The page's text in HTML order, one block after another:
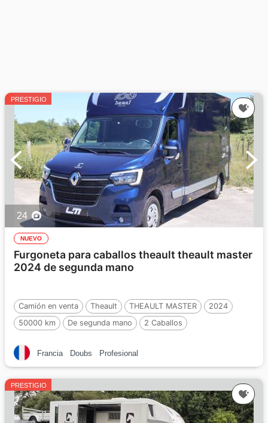
PRESTIGIO
24
NUEVO
Furgoneta para caballos theault theault master
2024 de segunda mano
Camión en venta Theault THEAULT MASTER
2024
50000 km
De segunda mano 2 Caballos
Francia Doubs Profesional
PRESTIGIO